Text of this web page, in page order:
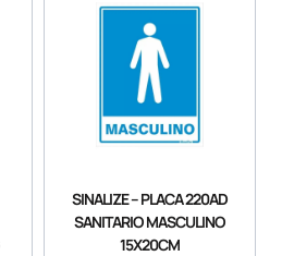
SINALIZE – PLACA 220AD
SANITARIO MASCULINO
15X20CM